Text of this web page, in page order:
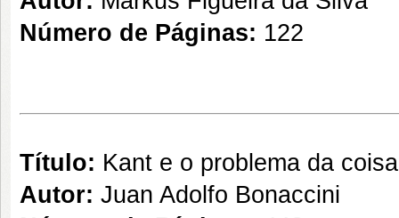
Número de Páginas: 122
Título: Kant e o problema da
Autor: Juan Adolfo Bonaccini